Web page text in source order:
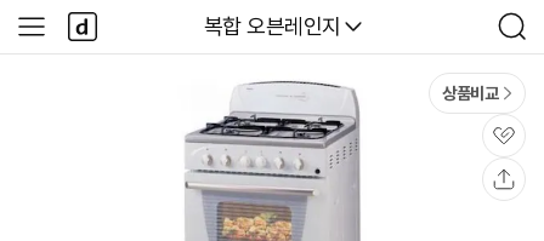
다나와
복합 오븐레인지
검
색
사
이
다
나
와
상품비교
관
심